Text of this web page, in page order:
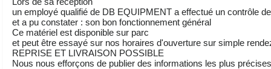
un employé qualifié de DB EQUIPMENT a effectué un contrôle
et a pu constater : son bon fonctionnement général
Ce matériel est disponible sur parc
et peut être essayé sur nos horaires d'ouverture sur simple
REPRISE ET LIVRAISON POSSIBLE
Nous nous efforçons de publier des informations les plus